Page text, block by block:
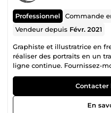
Professionnel Commande
Vendeur depuis Févr. 2021
Graphiste et illustratrice en
réaliser des portraits en un
ligne continue. Fournissez-
et je la transformerai en
Contacter
En